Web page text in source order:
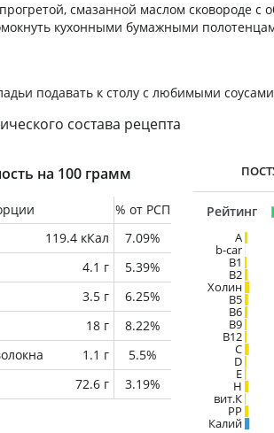
смазанной маслом сковороде с
кухонными бумажными
подавать к столу с любимыми
состава рецепта
на 100 грамм
% от РСП
119.4 кКал
7.09%
4.1 г
5.39%
3.5 г
6.25%
18 г
8.22%
1.1 г
5.5%
72.6 г 3.19%
Рейтинг
A
b-car
В1
B2
Холин
B5
B6
B9
B12
C
D
E
H
вит.К
PP
Калий